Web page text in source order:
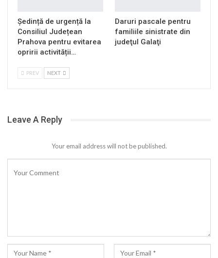
Ședință de urgență la
Consiliul Județean
Prahova pentru evitarea
opririi activității…
Daruri pascale pentru
familiile sinistrate din
judeţul Galaţi
PREV NEXT
Leave A Reply
Your email address will not be published.